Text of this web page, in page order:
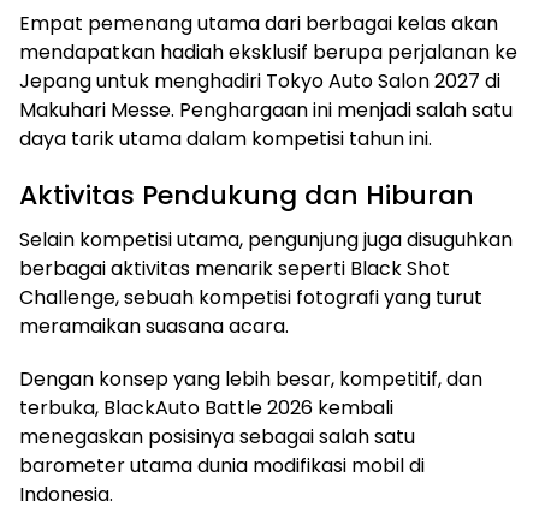
Empat pemenang utama dari berbagai kelas akan
mendapatkan hadiah eksklusif berupa perjalanan ke
Jepang untuk menghadiri Tokyo Auto Salon 2027 di
Makuhari Messe. Penghargaan ini menjadi salah satu
daya tarik utama dalam kompetisi tahun ini.
Aktivitas Pendukung dan Hiburan
Selain kompetisi utama, pengunjung juga disuguhkan
berbagai aktivitas menarik seperti Black Shot
Challenge, sebuah kompetisi fotografi yang turut
meramaikan suasana acara.
Dengan konsep yang lebih besar, kompetitif, dan
terbuka, BlackAuto Battle 2026 kembali
menegaskan posisinya sebagai salah satu
barometer utama dunia modifikasi mobil di
Indonesia.